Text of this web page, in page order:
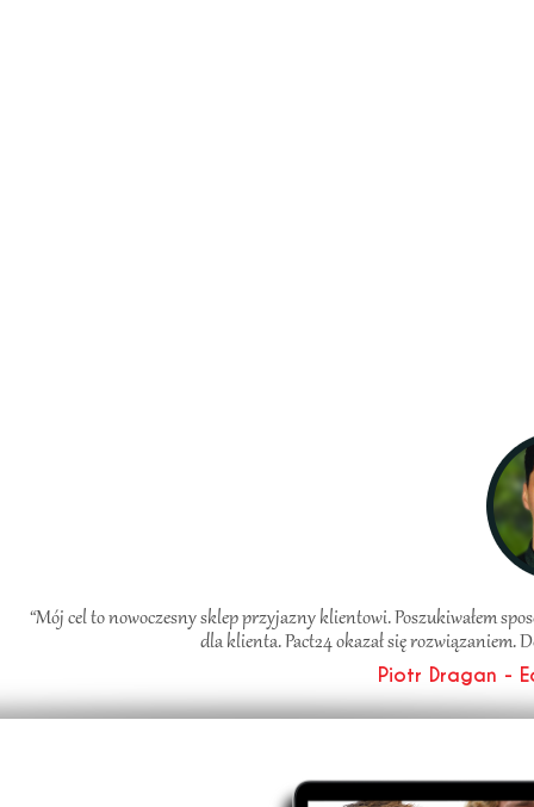
“Mój cel to nowoczesny sklep przyjazny klientowi. Poszukiwałem
dla klienta. Pact24 okazał się rozwiązaniem.
Piotr Dragan -